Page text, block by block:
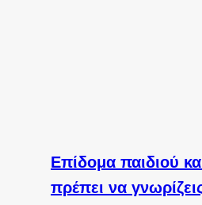
Επίδομα παιδιού
πρέπει να